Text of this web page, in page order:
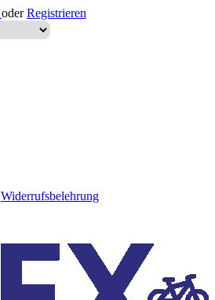
oder Registrieren
Widerrufsbelehrung